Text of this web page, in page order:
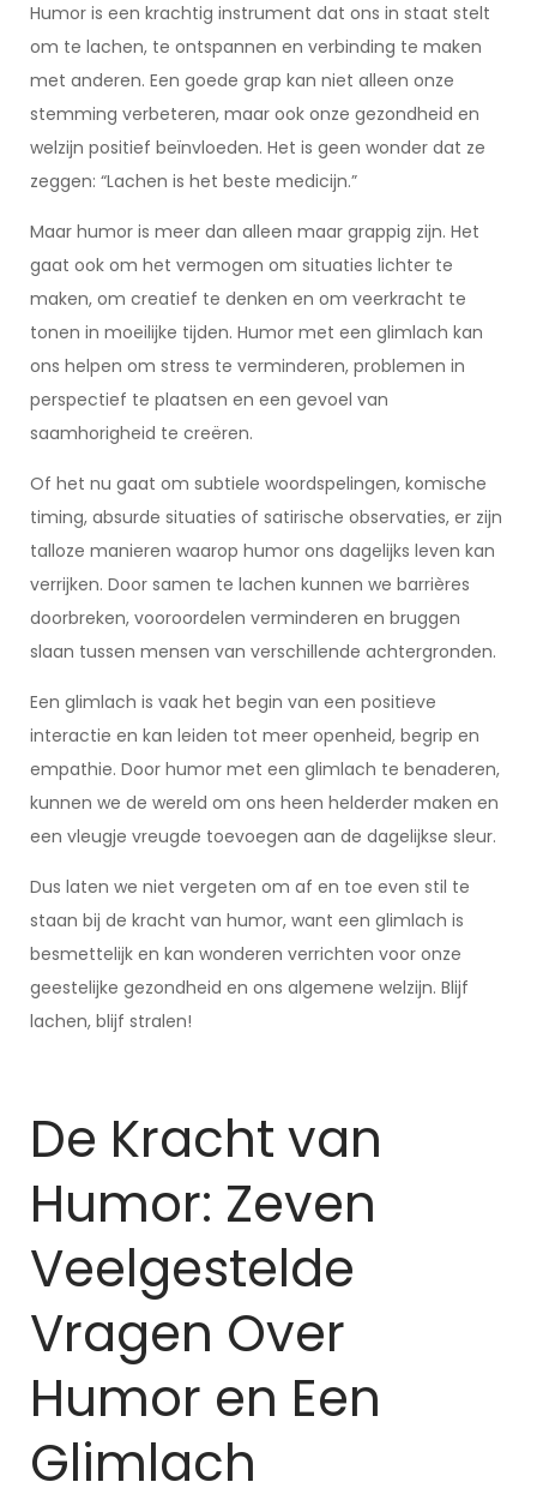
Humor is een krachtig instrument dat ons in staat stelt
om te lachen, te ontspannen en verbinding te maken
met anderen. Een goede grap kan niet alleen onze
stemming verbeteren, maar ook onze gezondheid en
welzijn positief beïnvloeden. Het is geen wonder dat ze
zeggen: “Lachen is het beste medicijn.”
Maar humor is meer dan alleen maar grappig zijn. Het
gaat ook om het vermogen om situaties lichter te
maken, om creatief te denken en om veerkracht te
tonen in moeilijke tijden. Humor met een glimlach kan
ons helpen om stress te verminderen, problemen in
perspectief te plaatsen en een gevoel van
saamhorigheid te creëren.
Of het nu gaat om subtiele woordspelingen, komische
timing, absurde situaties of satirische observaties, er zijn
talloze manieren waarop humor ons dagelijks leven kan
verrijken. Door samen te lachen kunnen we barrières
doorbreken, vooroordelen verminderen en bruggen
slaan tussen mensen van verschillende achtergronden.
Een glimlach is vaak het begin van een positieve
interactie en kan leiden tot meer openheid, begrip en
empathie. Door humor met een glimlach te benaderen,
kunnen we de wereld om ons heen helderder maken en
een vleugje vreugde toevoegen aan de dagelijkse sleur.
Dus laten we niet vergeten om af en toe even stil te
staan bij de kracht van humor, want een glimlach is
besmettelijk en kan wonderen verrichten voor onze
geestelijke gezondheid en ons algemene welzijn. Blijf
lachen, blijf stralen!
De Kracht van
Humor: Zeven
Veelgestelde
Vragen Over
Humor en Een
Glimlach